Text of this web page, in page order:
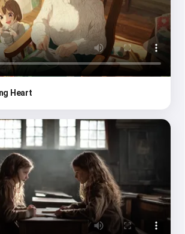
Heart